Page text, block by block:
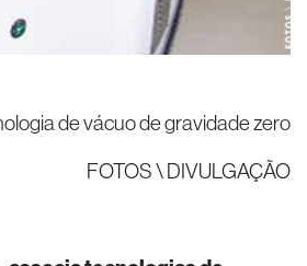
de vácuo de gravidade zero
FOTOS \ DIVULGAÇÃO